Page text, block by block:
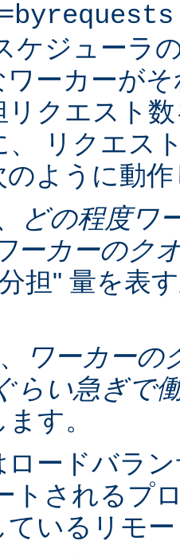
ケジューラ
ワーカーが
リクエスト
、 リクエス
のように動
どの程度ワ
ーカーのク
担" 量を表
ワーカーの
らい急ぎで
す。
ロードバラ
トされるプ
ているリモ